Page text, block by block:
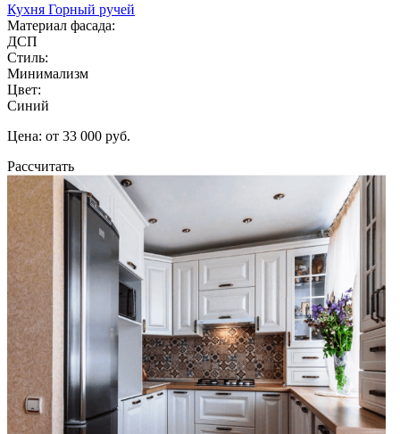
Кухня Горный ручей
Материал фасада:
ДСП
Стиль:
Минимализм
Цвет:
Синий
Цена: от 33 000 руб.
Рассчитать